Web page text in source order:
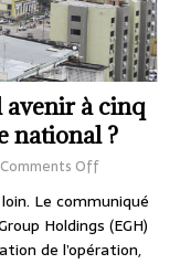
avenir à cinq
national ?
Comments Off
Le communiqué
Holdings (EGH)
de l’opération,